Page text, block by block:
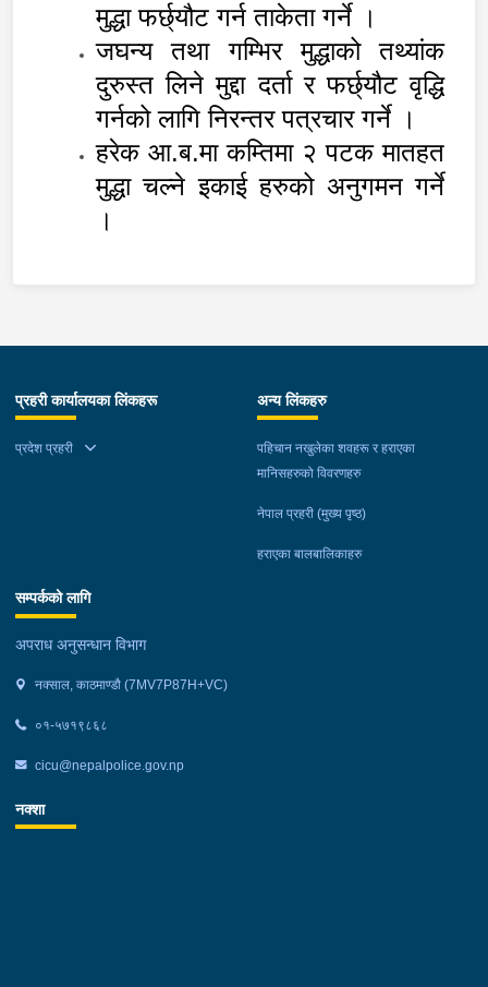
मुद्धा फर्छ्यौट गर्न ताकेता गर्ने ।
जघन्य तथा गम्भिर मुद्धाको तथ्यांक
दुरुस्त लिने मुद्दा दर्ता र फर्छ्यौट वृद्धि
गर्नको लागि निरन्तर पत्रचार गर्ने ।
हरेक आ.ब.मा कम्तिमा २ पटक मातहत
मुद्धा चल्ने इकाई हरुको अनुगमन गर्ने
।
प्रहरी कार्यालयका लिंकहरू
प्रदेश प्रहरी
अन्य लिंकहरु
पहिचान नखुलेका शवहरू र हराएका
मानिसहरुको विवरणहरु
नेपाल प्रहरी (मुख्य पृष्ठ)
हराएका बालबालिकाहरु
सम्पर्कको लागि
अपराध अनुसन्धान विभाग
नक्साल, काठमाण्डौ (7MV7P87H+VC)
०१-५७१९८६८
cicu@nepalpolice.gov.np
नक्शा